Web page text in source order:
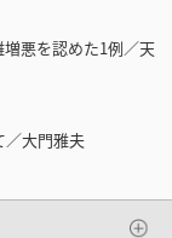
悪を認めた1例／天
大門雅夫